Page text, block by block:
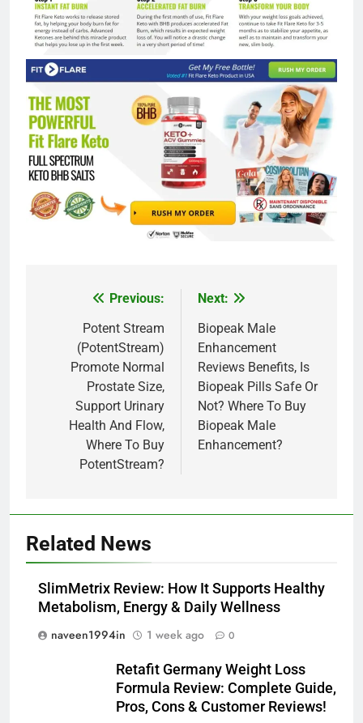
navigation
Previous:
Potent Stream
(PotentStream)
Promote Normal
Prostate Size,
Support Urinary
Health And Flow,
Where To Buy
PotentStream?
Next:
Biopeak Male
Enhancement
Reviews Benefits, Is
Biopeak Pills Safe Or
Not? Where To Buy
Biopeak Male
Enhancement?
Related News
SlimMetrix Review: How It Supports Healthy
Metabolism, Energy & Daily Wellness
naveen1994in
1 week ago 0
Retafit Germany Weight Loss
Formula Review: Complete Guide,
Pros, Cons & Customer Reviews!